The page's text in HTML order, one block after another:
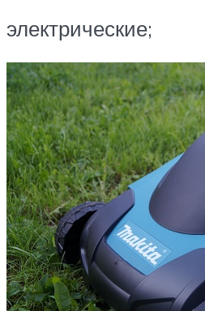
электрические;